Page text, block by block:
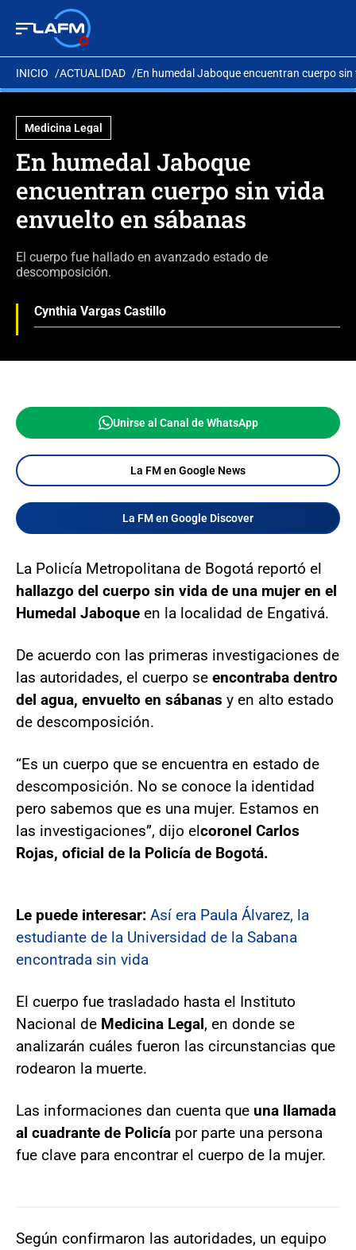
INICIO ACTUALIDAD En humedal Jaboque encuentran cuerpo
Medicina Legal
En humedal Jaboque
encuentran cuerpo sin vida
envuelto en sábanas
El cuerpo fue hallado en avanzado estado de
descomposición.
Cynthia Vargas Castillo
Unirse al Canal de WhatsApp
La FM en Google News
La FM en Google Discover
La Policía Metropolitana de Bogotá reportó el
hallazgo del cuerpo sin vida de una mujer en el
Humedal Jaboque en la localidad de Engativá.
De acuerdo con las primeras investigaciones de
las autoridades, el cuerpo se encontraba dentro
del agua, envuelto en sábanas y en alto estado
de descomposición.
“Es un cuerpo que se encuentra en estado de
descomposición. No se conoce la identidad
pero sabemos que es una mujer. Estamos en
las investigaciones”, dijo elcoronel Carlos
Rojas, oficial de la Policía de Bogotá.
Le puede interesar: Así era Paula Álvarez, la
estudiante de la Universidad de la Sabana
encontrada sin vida
El cuerpo fue trasladado hasta el Instituto
Nacional de Medicina Legal, en donde se
analizarán cuáles fueron las circunstancias que
rodearon la muerte.
Las informaciones dan cuenta que una llamada
al cuadrante de Policía por parte una persona
fue clave para encontrar el cuerpo de la mujer.
Según confirmaron las autoridades, un equipo